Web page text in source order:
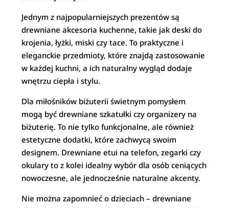
Jednym z najpopularniejszych prezentów są
drewniane akcesoria kuchenne, takie jak deski do
krojenia, łyżki, miski czy tace. To praktyczne i
eleganckie przedmioty, które znajdą zastosowanie
w każdej kuchni, a ich naturalny wygląd dodaje
wnętrzu ciepła i stylu.
Dla miłośników biżuterii świetnym pomysłem
mogą być drewniane szkatułki czy organizery na
biżuterię. To nie tylko funkcjonalne, ale również
estetyczne dodatki, które zachwycą swoim
designem. Drewniane etui na telefon, zegarki czy
okulary to z kolei idealny wybór dla osób ceniących
nowoczesne, ale jednocześnie naturalne akcenty.
Nie można zapomnieć o dzieciach – drewniane